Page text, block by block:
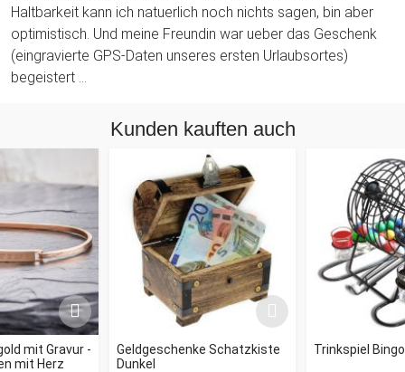
Haltbarkeit kann ich natuerlich noch nichts sagen, bin aber
optimistisch. Und meine Freundin war ueber das Geschenk
(eingravierte GPS-Daten unseres ersten Urlaubsortes)
begeistert ...
Kunden kauften auch
mit Gravur -
mit Herz
Geldgeschenke Schatzkiste
Dunkel
Trinkspiel Bingo